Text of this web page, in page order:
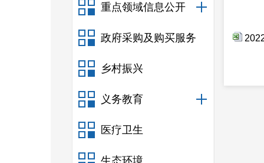
重点领域信息公开
政府采购及购买服务
乡村振兴
义务教育
医疗卫生
生态环境